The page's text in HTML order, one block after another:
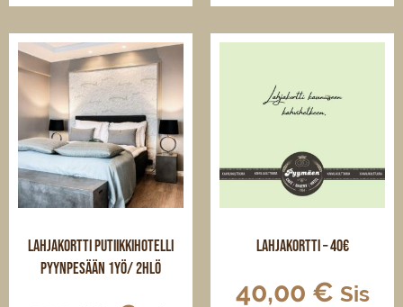
Lahjakortti Putiikkihotelli
Pyynpesään 1yö/ 2hlö
Lahjakortti – 40€
40,00 € Sis